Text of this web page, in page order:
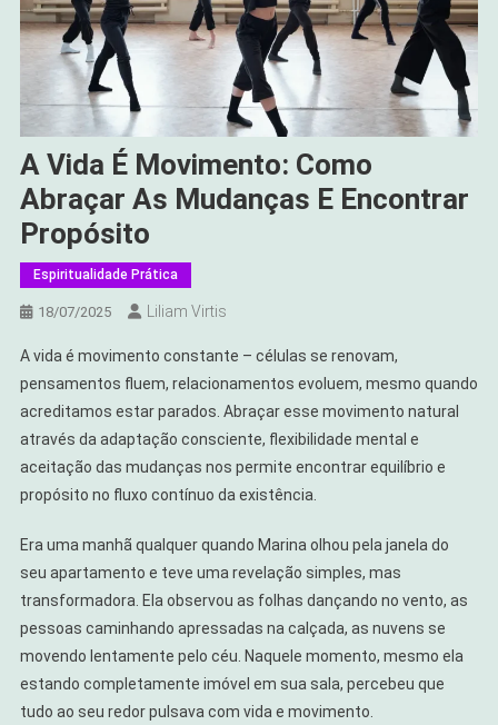
A Vida É Movimento: Como
Abraçar As Mudanças E Encontrar
Propósito
Espiritualidade Prática
18/07/2025 Liliam Virtis
A vida é movimento constante – células se renovam,
pensamentos fluem, relacionamentos evoluem, mesmo quando
acreditamos estar parados. Abraçar esse movimento natural
através da adaptação consciente, flexibilidade mental e
aceitação das mudanças nos permite encontrar equilíbrio e
propósito no fluxo contínuo da existência.
Era uma manhã qualquer quando Marina olhou pela janela do
seu apartamento e teve uma revelação simples, mas
transformadora. Ela observou as folhas dançando no vento, as
pessoas caminhando apressadas na calçada, as nuvens se
movendo lentamente pelo céu. Naquele momento, mesmo ela
estando completamente imóvel em sua sala, percebeu que
tudo ao seu redor pulsava com vida e movimento.